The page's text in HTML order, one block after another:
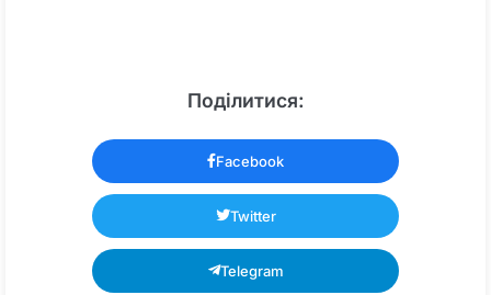
Поділитися:
Facebook
Twitter
Telegram